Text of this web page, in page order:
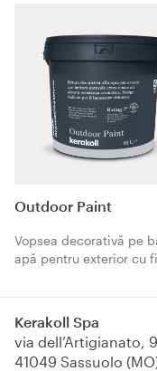
Outdoor Paint
Vopsea decorativă pe
apă pentru exterior cu
cromatică ridicată,
împotriva agenților
atmosferici.
Kerakoll Spa
via dell’Artigianato, 9
41049 Sassuolo